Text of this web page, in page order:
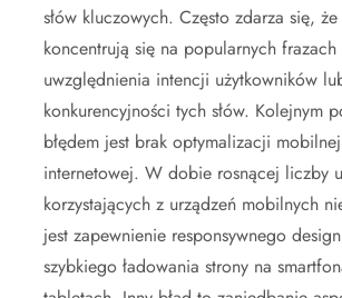
słów kluczowych. Często zdarza się,
koncentrują się na popularnych frazach
uwzględnienia intencji użytkowników
konkurencyjności tych słów. Kolejnym
błędem jest brak optymalizacji
internetowej. W dobie rosnącej liczby
korzystających z urządzeń mobilnych
jest zapewnienie responsywnego
szybkiego ładowania strony na